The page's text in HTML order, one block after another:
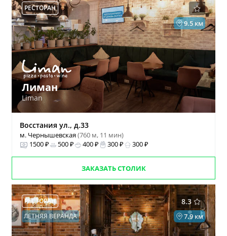
РЕСТОРАН
9.5 км
Лиман
Liman
Восстания ул., д.33
м. Чернышевская(760 м, 11 мин)
1500 ₽
500 ₽ 400 ₽ 300 ₽ 300 ₽
ЗАКАЗАТЬ СТОЛИК
8.3
РЕСТОРАН
7.9 км
ЛЕТНЯЯ ВЕРАНДА